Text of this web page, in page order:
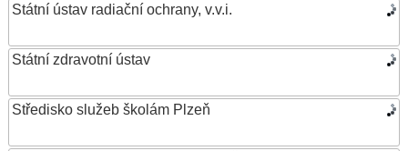
Státní ústav radiační ochrany, v.v.i.
Státní zdravotní ústav
Středisko služeb školám Plzeň